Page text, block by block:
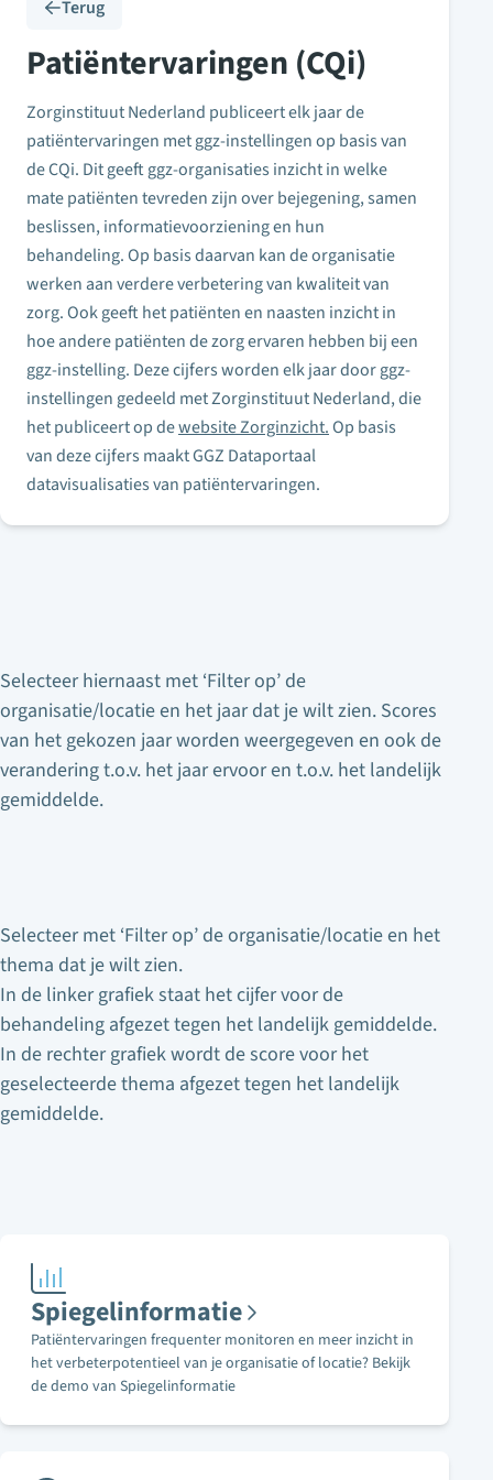
Terug
Patiëntervaringen (CQi)
Zorginstituut Nederland publiceert elk jaar de
patiëntervaringen met ggz-instellingen op basis van
de CQi. Dit geeft ggz-organisaties inzicht in welke
mate patiënten tevreden zijn over bejegening, samen
beslissen, informatievoorziening en hun
behandeling. Op basis daarvan kan de organisatie
werken aan verdere verbetering van kwaliteit van
zorg. Ook geeft het patiënten en naasten inzicht in
hoe andere patiënten de zorg ervaren hebben bij een
ggz-instelling. Deze cijfers worden elk jaar door ggz-
instellingen gedeeld met Zorginstituut Nederland, die
het publiceert op dewebsite Zorginzicht.Op basis
van deze cijfers maakt GGZ Dataportaal
datavisualisaties van patiëntervaringen.
Selecteer hiernaast met ‘Filter op’ de
organisatie/locatie en het jaar dat je wilt zien. Scores
van het gekozen jaar worden weergegeven en ook de
verandering t.o.v. het jaar ervoor en t.o.v. het landelijk
gemiddelde.
Selecteer met ‘Filter op’ de organisatie/locatie en het
thema dat je wilt zien.
In de linker grafiek staat het cijfer voor de
behandeling afgezet tegen het landelijk gemiddelde.
In de rechter grafiek wordt de score voor het
geselecteerde thema afgezet tegen het landelijk
gemiddelde.
Spiegelinformatie
Patiëntervaringen frequenter monitoren en meer inzicht in
het verbeterpotentieel van je organisatie of locatie? Bekijk
de demo van Spiegelinformatie